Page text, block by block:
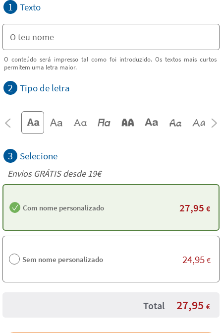
1 Texto
O conteúdo será impresso tal como foi introduzido. Os textos mais curtos
permitem uma letra maior.
2 Tipo de letra
3 Selecione
Envios GRÁTIS desde 19€
Com nome personalizado 27,95 €
Sem nome personalizado 24,95 €
Total 27,95 €